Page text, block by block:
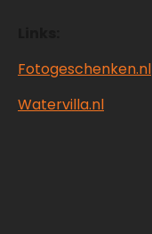
Fotogeschenken.nl
Watervilla.nl